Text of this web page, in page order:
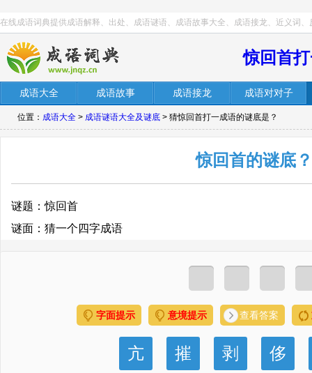
在线成语词典提供成语解释、出处、成语谜语、成语故事大全、成语接龙、近义词、
惊回首
成语大全 成语故事 成语接龙 成语对对子
位置： 成语大全 > 成语谜语大全及谜底 > 猜惊回首打一成语的谜底是？
惊回首的谜底？
谜题：惊回首
谜面：猜一个四字成语
字面提示 意境提示 查看答案
亢 摧 剥 侈